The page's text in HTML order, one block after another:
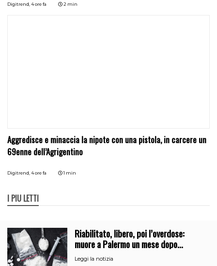
Digitrend, 4 ore fa 2 min
Aggredisce e minaccia la nipote con una pistola, in carcere un
69enne dell’Agrigentino
Digitrend, 4 ore fa 1 min
I PIÙ LETTI
Riabilitato, libero, poi l’overdose:
muore a Palermo un mese dopo
l’uscita dalla comunità
Leggi la notizia